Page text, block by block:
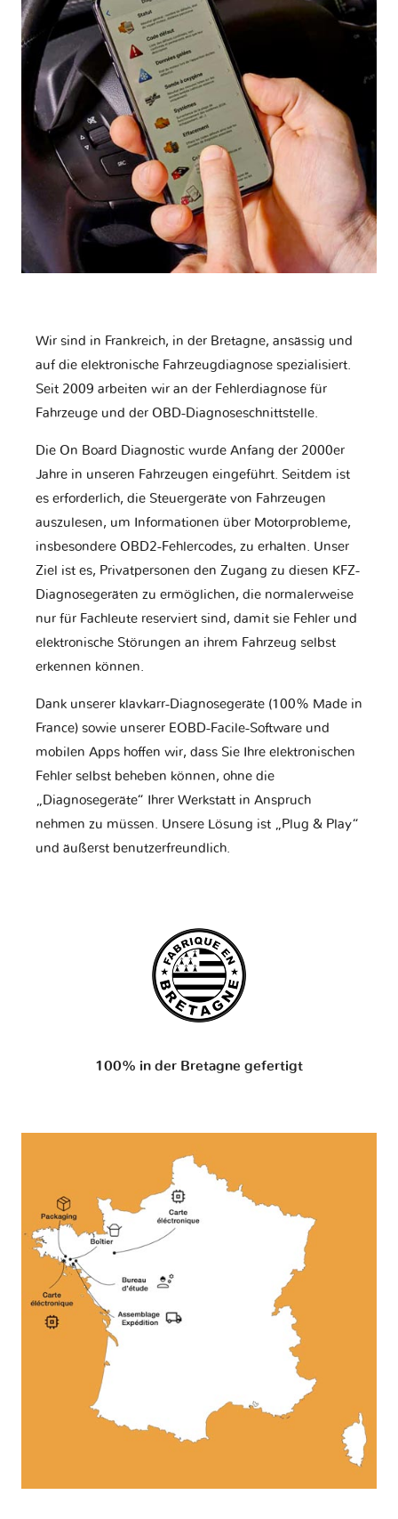
Wir sind in Frankreich, in der Bretagne, ansässig und
auf die elektronische Fahrzeugdiagnose spezialisiert.
Seit 2009 arbeiten wir an der Fehlerdiagnose für
Fahrzeuge und der OBD-Diagnoseschnittstelle.
Die On Board Diagnostic wurde Anfang der 2000er
Jahre in unseren Fahrzeugen eingeführt. Seitdem ist
es erforderlich, die Steuergeräte von Fahrzeugen
auszulesen, um Informationen über Motorprobleme,
insbesondere OBD2-Fehlercodes, zu erhalten. Unser
Ziel ist es, Privatpersonen den Zugang zu diesen KFZ-
Diagnosegeräten zu ermöglichen, die normalerweise
nur für Fachleute reserviert sind, damit sie Fehler und
elektronische Störungen an ihrem Fahrzeug selbst
erkennen können.
Dank unserer klavkarr-Diagnosegeräte (100% Made in
France) sowie unserer EOBD-Facile-Software und
mobilen Apps hoffen wir, dass Sie Ihre elektronischen
Fehler selbst beheben können, ohne die
„Diagnosegeräte“ Ihrer Werkstatt in Anspruch
nehmen zu müssen. Unsere Lösung ist „Plug & Play“
und äußerst benutzerfreundlich.
100% in der Bretagne gefertigt